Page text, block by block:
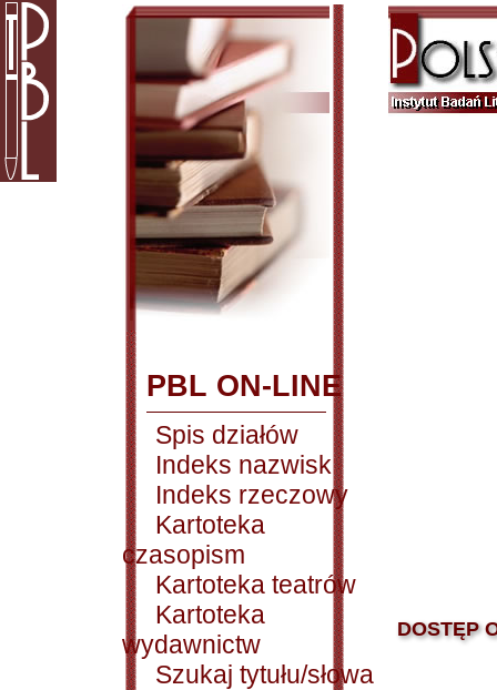
PBL ON-LINE
Spis działów
Indeks nazwisk
Indeks rzeczowy
Kartoteka
czasopism
Kartoteka teatrów
Kartoteka
wydawnictw
Szukaj tytułu/słowa
DOSTĘP